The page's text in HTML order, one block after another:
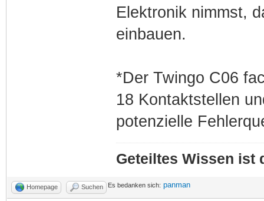
Elektronik nimmst,
einbauen.
*Der Twingo C06
18 Kontaktstellen
potenzielle
Geteiltes Wissen ist
Homepage Suchen Es bedanken sich: panman